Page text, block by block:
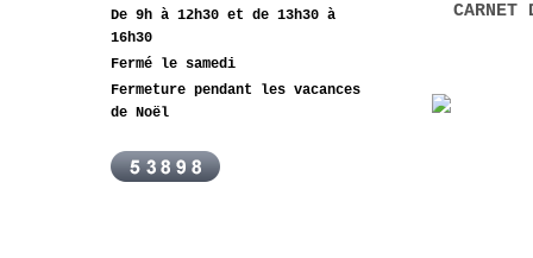
CARNET
De 9h à 12h30 et de 13h30 à
16h30
Fermé le samedi
Fermeture pendant les vacances
de Noël